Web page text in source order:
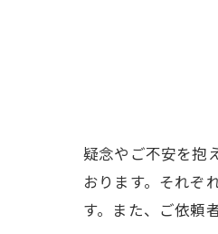
疑念やご不安を抱
おります。それぞ
す。また、ご依頼